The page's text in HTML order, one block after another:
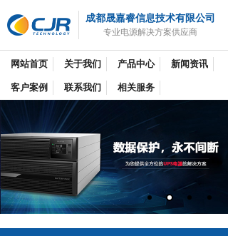
成都晟嘉睿信息技术有限公司
专业电源解决方案供应商
网站首页 关于我们 产品中心 新闻资讯
客户案例 联系我们 相关服务